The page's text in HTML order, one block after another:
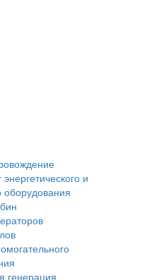
и
оборудования
генерация